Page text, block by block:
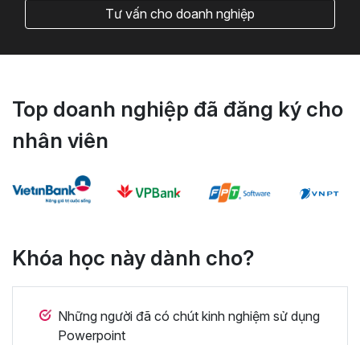
Tư vấn cho doanh nghiệp
Top doanh nghiệp đã đăng ký cho
nhân viên
Khóa học này dành cho?
Những người đã có chút kinh nghiệm sử dụng
Powerpoint